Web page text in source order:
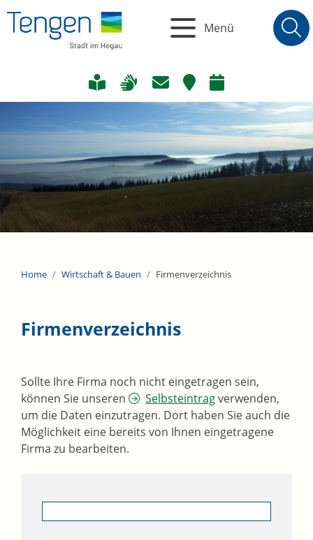
Menü
Home Wirtschaft & Bauen Firmenverzeichnis
Firmenverzeichnis
Sollte Ihre Firma noch nicht eingetragen sein,
können Sie unseren
Selbsteintragverwenden,
um die Daten einzutragen. Dort haben Sie auch die
Möglichkeit eine bereits von Ihnen eingetragene
Firma zu bearbeiten.